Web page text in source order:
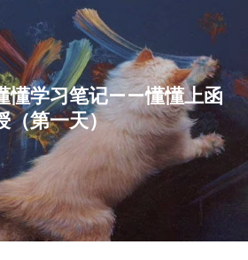
懂学习笔记——懂懂上函
（第一天）